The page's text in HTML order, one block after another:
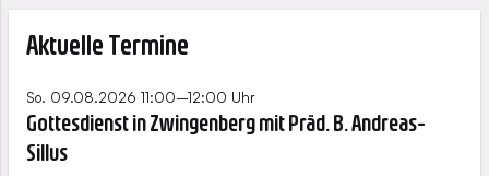
Aktuelle Termine
So. 09.08.2026 11:00–12:00 Uhr
Gottesdienst in Zwingenberg mit Präd. B. Andreas-
Sillus